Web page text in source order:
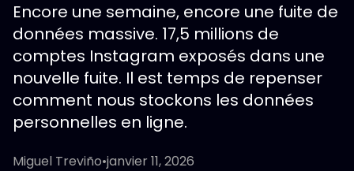
Encore une semaine, encore une fuite de
données massive. 17,5 millions de
comptes Instagram exposés dans une
nouvelle fuite. Il est temps de repenser
comment nous stockons les données
personnelles en ligne.
Miguel Treviño•janvier 11, 2026